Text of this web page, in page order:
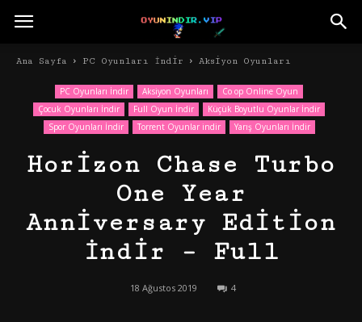
Ana Sayfa PC Oyunları İndir Aksiyon Oyunları
PC Oyunları İndir Aksiyon Oyunları
Co op Online Oyun
Çocuk Oyunları İndir
Full Oyun İndir
Küçük Boyutlu Oyunlar İndir
Spor Oyunları İndir
Torrent Oyunlar indir Yarış Oyunları İndir
Horizon Chase Turbo
One Year
Anniversary Edition
İndir – Full
18 Ağustos 2019 4